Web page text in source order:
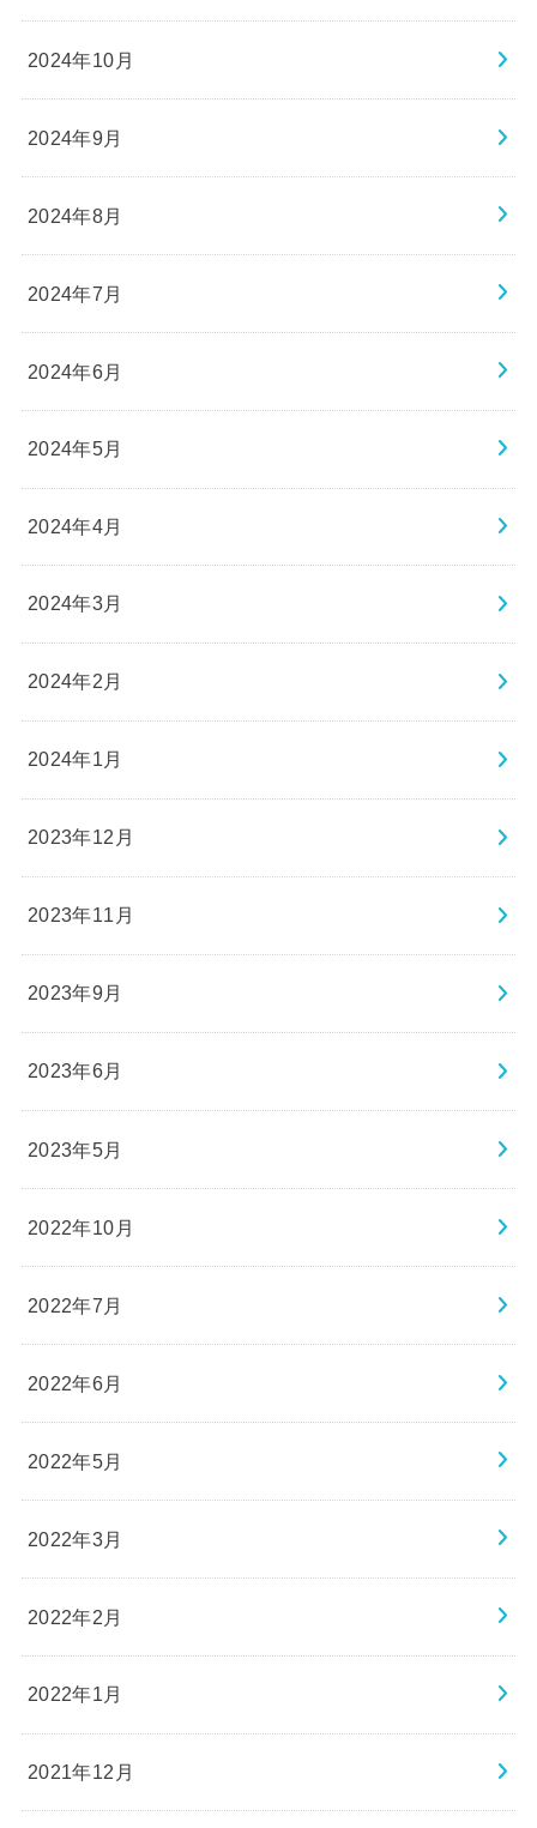
2024年10月
2024年9月
2024年8月
2024年7月
2024年6月
2024年5月
2024年4月
2024年3月
2024年2月
2024年1月
2023年12月
2023年11月
2023年9月
2023年6月
2023年5月
2022年10月
2022年7月
2022年6月
2022年5月
2022年3月
2022年2月
2022年1月
2021年12月